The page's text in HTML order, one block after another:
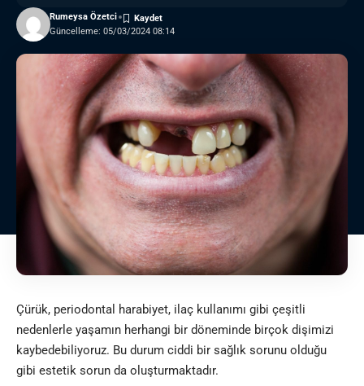
Güncelleme: 05/03/2024 08:14
Rumeysa Özetci
Çürük, periodontal harabiyet, ilaç kullanımı gibi çeşitli
nedenlerle yaşamın herhangi bir döneminde birçok dişimizi
kaybedebiliyoruz. Bu durum ciddi bir sağlık sorunu olduğu
gibi estetik sorun da oluşturmaktadır.